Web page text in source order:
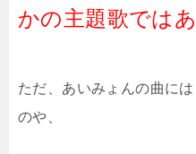
かの主題歌では
ただ、あいみょんの曲には
のや、